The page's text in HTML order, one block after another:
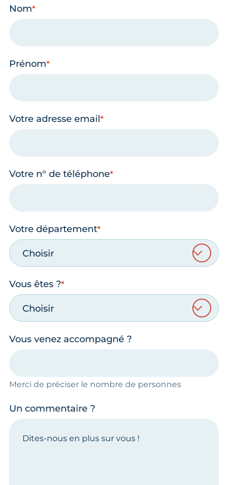
Nom
Prénom
Votre adresse email
Votre n° de téléphone
Votre département
Choisir
Vous êtes ?
Choisir
Vous venez accompagné ?
Merci de préciser le nombre de personnes
Un commentaire ?